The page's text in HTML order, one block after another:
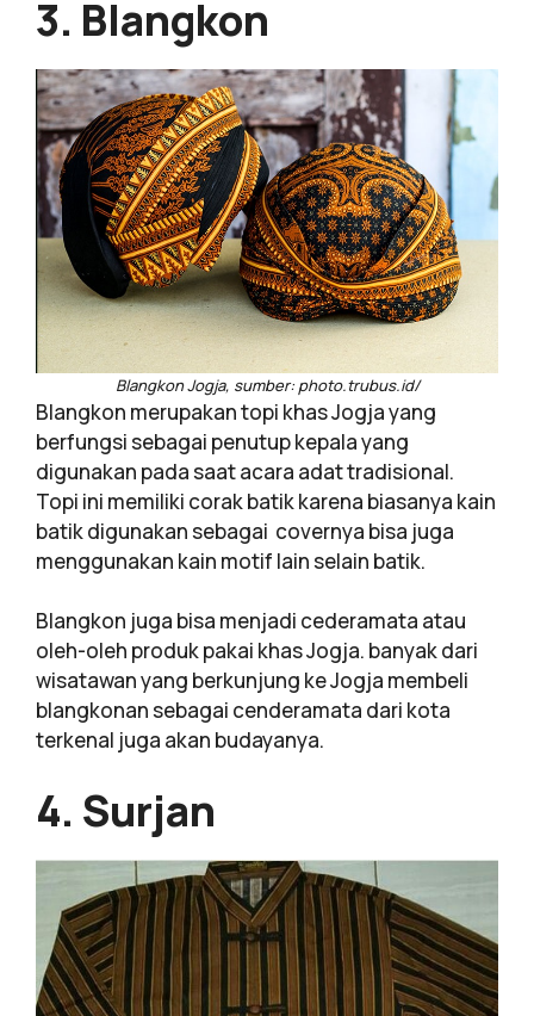
3. Blangkon
Blangkon Jogja, sumber: photo.trubus.id/
Blangkon merupakan topi khas Jogja yang
berfungsi sebagai penutup kepala yang
digunakan pada saat acara adat tradisional.
Topi ini memiliki corak batik karena biasanya kain
batik digunakan sebagai covernya bisa juga
menggunakan kain motif lain selain batik.
Blangkon juga bisa menjadi cederamata atau
oleh-oleh produk pakai khas Jogja. banyak dari
wisatawan yang berkunjung ke Jogja membeli
blangkonan sebagai cenderamata dari kota
terkenal juga akan budayanya.
4. Surjan